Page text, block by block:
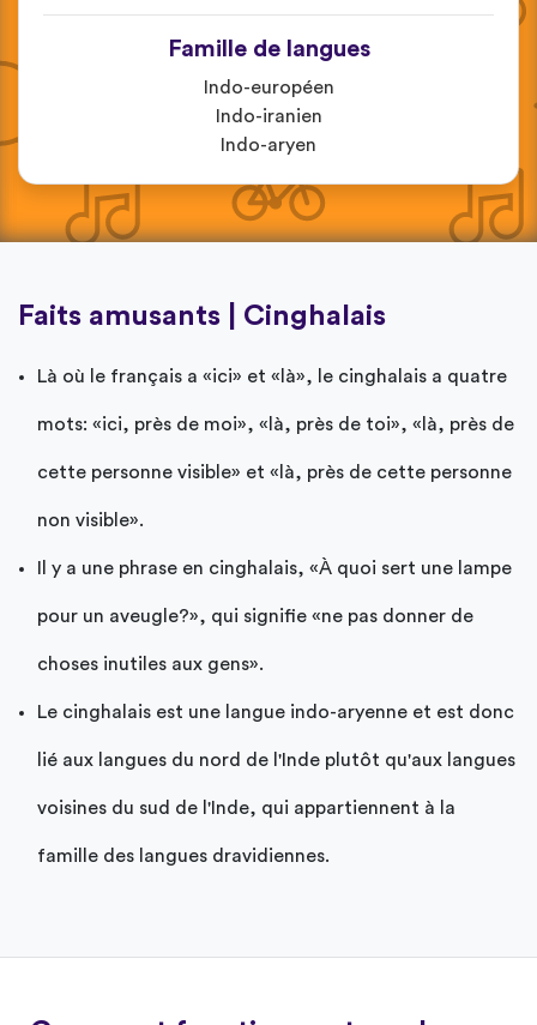
Famille de langues
Indo-européen
Indo-iranien
Indo-aryen
Faits amusants | Cinghalais
Là où le français a «ici» et «là», le cinghalais a quatre
mots: «ici, près de moi», «là, près de toi», «là, près de
cette personne visible» et «là, près de cette personne
non visible».
Il y a une phrase en cinghalais, «À quoi sert une lampe
pour un aveugle?», qui signifie «ne pas donner de
choses inutiles aux gens».
Le cinghalais est une langue indo-aryenne et est donc
lié aux langues du nord de l'Inde plutôt qu'aux langues
voisines du sud de l'Inde, qui appartiennent à la
famille des langues dravidiennes.